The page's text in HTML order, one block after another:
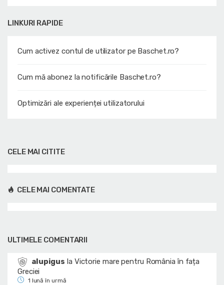
LINKURI RAPIDE
Cum activez contul de utilizator pe Baschet.ro?
Cum mă abonez la notificările Baschet.ro?
Optimizări ale experienței utilizatorului
CELE MAI CITITE
CELE MAI COMENTATE
ULTIMELE COMENTARII
alupigus la Victorie mare pentru România în fața
Greciei
1 lună în urmă